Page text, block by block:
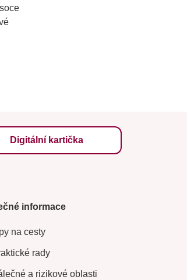
Digitální kartička
informace
na cesty
rady
a rizikové oblasti